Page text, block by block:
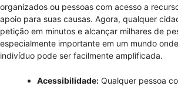
organizados ou pessoas com acesso a
apoio para suas causas. Agora, qualquer
petição em minutos e alcançar milhares de
especialmente importante em um mundo
indivíduo pode ser facilmente amplificada.
Acessibilidade: Qualquer pessoa